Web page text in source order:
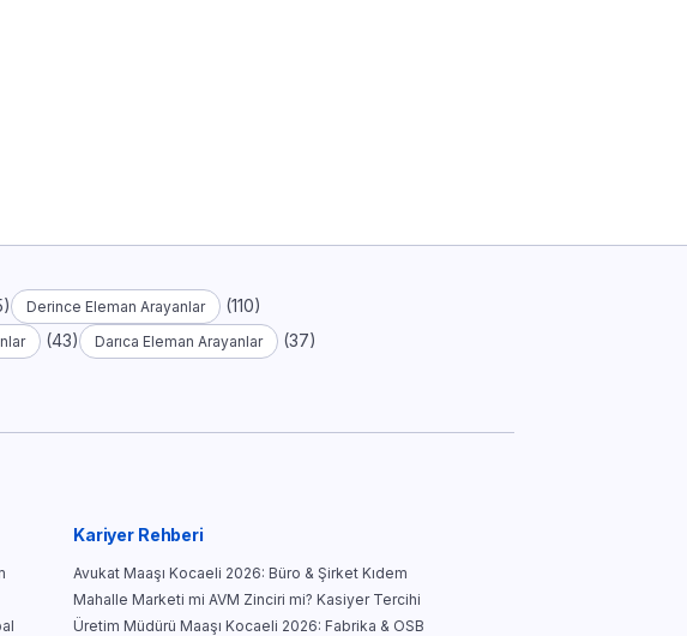
Derince Eleman Arayanlar (110)
(43) Darıca Eleman Arayanlar (37)
Kariyer Rehberi
Avukat Maaşı Kocaeli 2026: Büro & Şirket Kıdem
Mahalle Marketi mi AVM Zinciri mi? Kasiyer Tercihi
Üretim Müdürü Maaşı Kocaeli 2026: Fabrika & OSB